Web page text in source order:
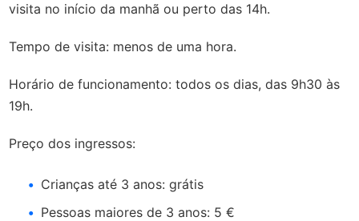
visita no início da manhã ou perto das 14h.
Tempo de visita: menos de uma hora.
Horário de funcionamento: todos os dias, das 9h30 às
19h.
Preço dos ingressos:
Crianças até 3 anos: grátis
Pessoas maiores de 3 anos: 5 €